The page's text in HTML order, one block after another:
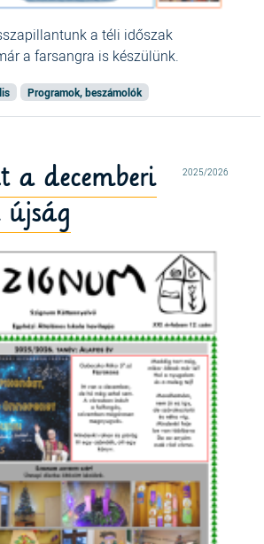
a téli időszak
a farsangra is készülünk.
Programok, beszámolók
2025/2026
a decemberi